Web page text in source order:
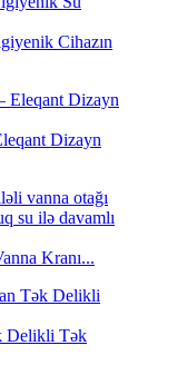
Cihazın
Dizayn
Kranı...
Delikli Tək